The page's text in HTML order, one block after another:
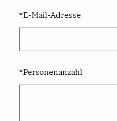
*E-Mail-Adresse
*Personenanzahl